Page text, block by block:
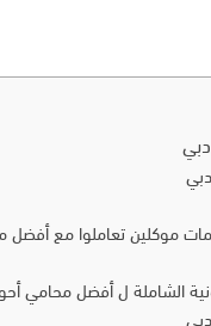
موكلين تعاملوا مع
الشاملة ل أفضل محامي